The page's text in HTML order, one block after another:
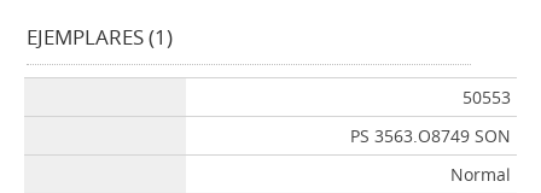
EJEMPLARES (1)
50553
PS 3563.O8749 SON
Normal